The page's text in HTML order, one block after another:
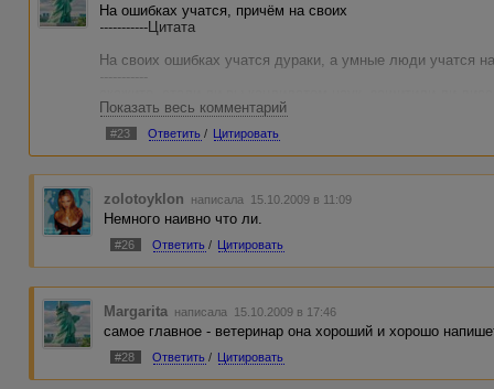
На ошибках учатся, причём на своих
-----------Цитата
На своих ошибках учатся дураки, а умные люди учатся
-----------
скажете.
Мне автор понравилась, как человек, наверное и врач
Пусть она не литератор, как принято считать, но думаю,
которые она указала. И вообще, она пока новичек.
Мне импонирует ее манера написания. Такая вообще
Показать весь комментарий
#23 Ответить / Цитировать
zolotoyklon написала 15.10.2009 в 11:09
Немного наивно что ли.
#26 Ответить / Цитировать
Margarita написала 15.10.2009 в 17:46
самое главное - ветеринар она хороший и хорошо
#28 Ответить / Цитировать